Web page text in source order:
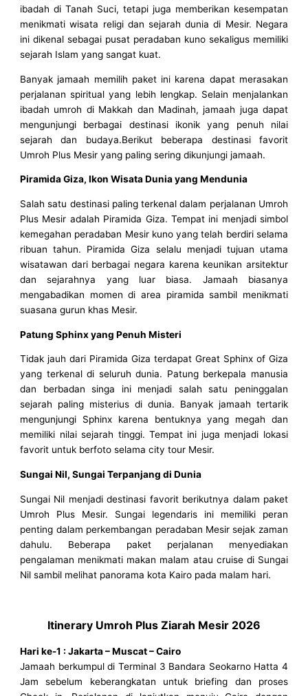
ibadah di Tanah Suci, tetapi juga memberikan kesempatan
menikmati wisata religi dan sejarah dunia di Mesir. Negara
ini dikenal sebagai pusat peradaban kuno sekaligus memiliki
sejarah Islam yang sangat kuat.
Banyak jamaah memilih paket ini karena dapat merasakan
perjalanan spiritual yang lebih lengkap. Selain menjalankan
ibadah umroh di Makkah dan Madinah, jamaah juga dapat
mengunjungi berbagai destinasi ikonik yang penuh nilai
sejarah dan budaya.Berikut beberapa destinasi favorit
Umroh Plus Mesir yang paling sering dikunjungi jamaah.
Piramida Giza, Ikon Wisata Dunia yang Mendunia
Salah satu destinasi paling terkenal dalam perjalanan Umroh
Plus Mesir adalah Piramida Giza. Tempat ini menjadi simbol
kemegahan peradaban Mesir kuno yang telah berdiri selama
ribuan tahun. Piramida Giza selalu menjadi tujuan utama
wisatawan dari berbagai negara karena keunikan arsitektur
dan sejarahnya yang luar biasa. Jamaah biasanya
mengabadikan momen di area piramida sambil menikmati
suasana gurun khas Mesir.
Patung Sphinx yang Penuh Misteri
Tidak jauh dari Piramida Giza terdapat Great Sphinx of Giza
yang terkenal di seluruh dunia. Patung berkepala manusia
dan berbadan singa ini menjadi salah satu peninggalan
sejarah paling misterius di dunia. Banyak jamaah tertarik
mengunjungi Sphinx karena bentuknya yang megah dan
memiliki nilai sejarah tinggi. Tempat ini juga menjadi lokasi
favorit untuk berfoto selama city tour Mesir.
Sungai Nil, Sungai Terpanjang di Dunia
Sungai Nil menjadi destinasi favorit berikutnya dalam paket
Umroh Plus Mesir. Sungai legendaris ini memiliki peran
penting dalam perkembangan peradaban Mesir sejak zaman
dahulu. Beberapa paket perjalanan menyediakan
pengalaman menikmati makan malam atau cruise di Sungai
Nil sambil melihat panorama kota Kairo pada malam hari.
Itinerary Umroh Plus Ziarah Mesir 2026
Hari ke-1 : Jakarta – Muscat – Cairo
Jamaah berkumpul di Terminal 3 Bandara Seokarno Hatta 4
Jam sebelum keberangkatan untuk briefing dan proses